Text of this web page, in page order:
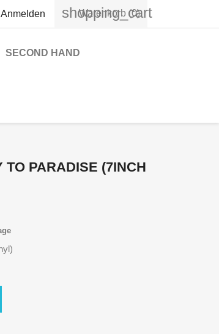
Anmelden shopping_cart
Warenkorb (0)
SECOND HAND
TO PARADISE (7INCH